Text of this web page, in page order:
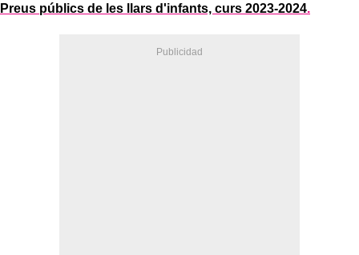
Preus públics de les llars d'infants, curs 2023-2024.